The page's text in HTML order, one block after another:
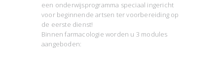
een onderwijsprogramma speciaal ingericht
voor beginnende artsen ter voorbereiding op
de eerste dienst!
Binnen farmacologie worden u 3 modules
aangeboden: